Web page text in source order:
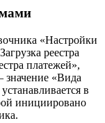
«Настройки
реестра
платежей»,
значение «Вида
в
инициировано